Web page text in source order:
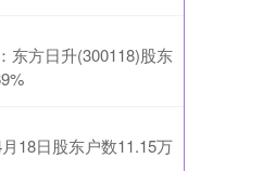
东方日升(300118)股东
18日股东户数11.15万